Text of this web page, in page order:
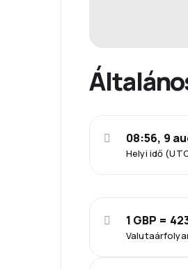
Helyi idő
08:56, 9
1 GBP =